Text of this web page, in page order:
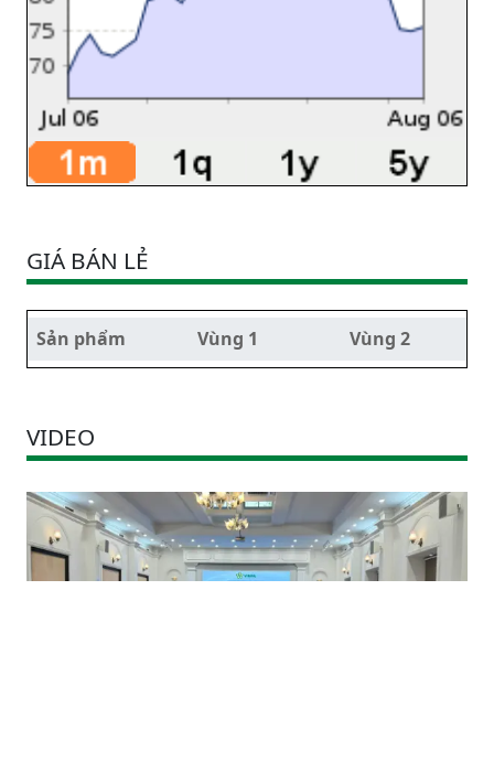
GIÁ BÁN LẺ
Sản phẩm Vùng 1 Vùng 2
VIDEO